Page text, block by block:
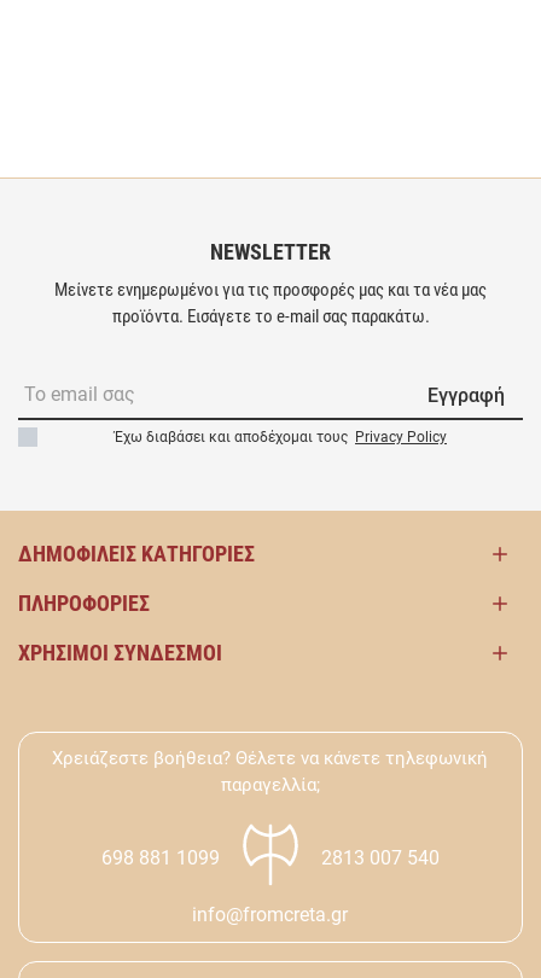
NEWSLETTER
Μείνετε ενημερωμένοι για τις προσφορές μας και τα νέα μας
προϊόντα. Εισάγετε το e-mail σας παρακάτω.
Εγγραφή
Έχω διαβάσει και αποδέχομαι τους Privacy Policy
ΔΗΜΟΦΙΛΕΊΣ ΚΑΤΗΓΟΡΊΕΣ
ΠΛΗΡΟΦΟΡΊΕΣ
ΧΡΉΣΙΜΟΙ ΣΎΝΔΕΣΜΟΙ
Χρειάζεστε βοήθεια? Θέλετε να κάνετε τηλεφωνική
παραγελλία;
698 881 1099 2813 007 540
info@fromcreta.gr